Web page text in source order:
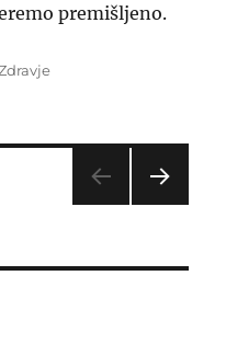
premišljeno.